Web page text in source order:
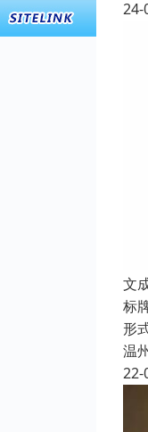
24-
文
标
形
温
22-